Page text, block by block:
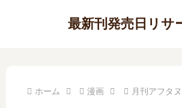
最新刊発売日リサ
ホーム 漫画 月刊アフタ